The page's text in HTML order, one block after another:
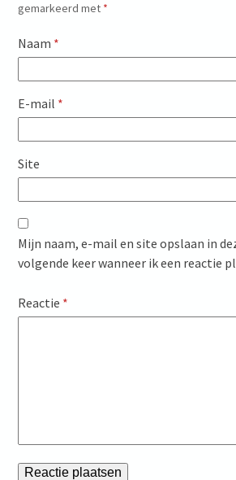
gemarkeerd met *
Naam *
E-mail *
Site
Mijn naam, e-mail en site opslaan in
volgende keer wanneer ik een reactie
Reactie *